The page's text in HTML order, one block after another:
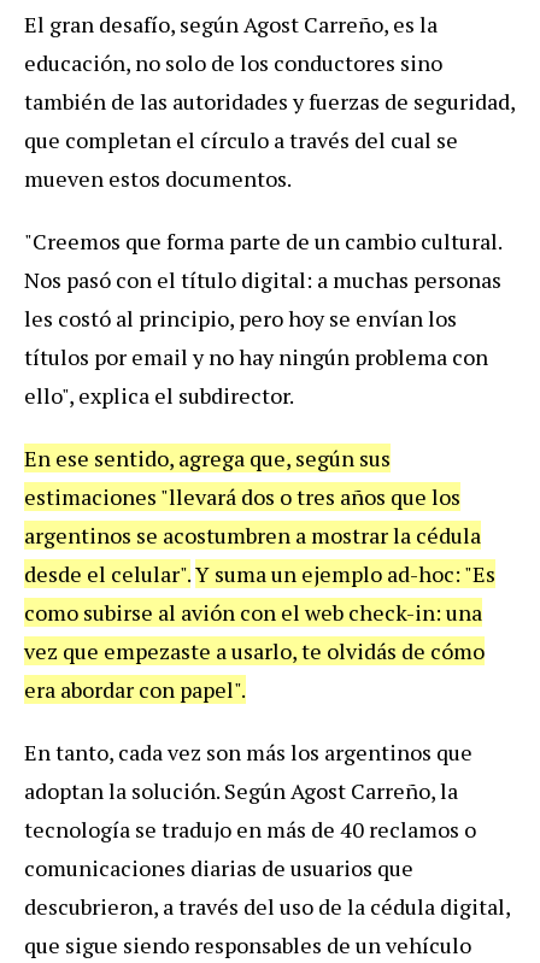
El gran desafío, según Agost Carreño, es la
educación, no solo de los conductores sino
también de las autoridades y fuerzas de seguridad,
que completan el círculo a través del cual se
mueven estos documentos.
"Creemos que forma parte de un cambio cultural.
Nos pasó con el título digital: a muchas personas
les costó al principio, pero hoy se envían los
títulos por email y no hay ningún problema con
ello", explica el subdirector.
En ese sentido, agrega que, según sus
estimaciones "llevará dos o tres años que los
argentinos se acostumbren a mostrar la cédula
desde el celular".Y suma un ejemplo ad-hoc: "Es
como subirse al avión con el web check-in: una
vez que empezaste a usarlo, te olvidás de cómo
era abordar con papel".
En tanto, cada vez son más los argentinos que
adoptan la solución. Según Agost Carreño, la
tecnología se tradujo en más de 40 reclamos o
comunicaciones diarias de usuarios que
descubrieron, a través del uso de la cédula digital,
que sigue siendo responsables de un vehículo